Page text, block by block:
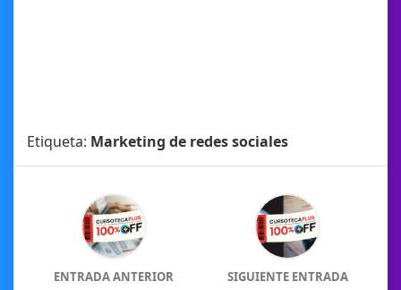
Etiqueta: Marketing de redes sociales
ENTRADA ANTERIOR SIGUIENTE ENTRADA